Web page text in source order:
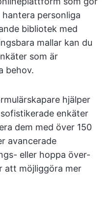
personliga
bibliotek med
mallar kan du
som är
behov.
hjälper
enkäter
dem med över 150
avancerade
eller hoppa över-
att möjliggöra mer